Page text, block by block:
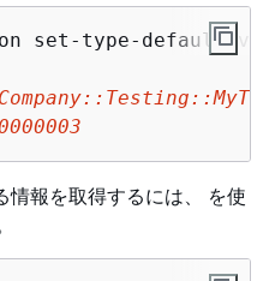
set-type-default-
情報を取得するには、 を使